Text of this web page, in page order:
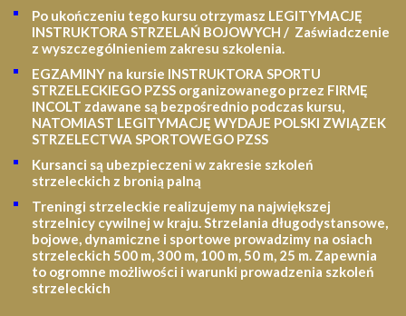
Po ukończeniu tego kursu otrzymasz LEGITYMACJĘ
INSTRUKTORA STRZELAŃ BOJOWYCH / Zaświadczenie
z wyszczególnieniem zakresu szkolenia.
EGZAMINY na kursie INSTRUKTORA SPORTU
STRZELECKIEGO PZSS organizowanego przez FIRMĘ
INCOLT zdawane są bezpośrednio podczas kursu,
NATOMIAST LEGITYMACJĘ WYDAJE POLSKI ZWIĄZEK
STRZELECTWA SPORTOWEGO PZSS
Kursanci są ubezpieczeni w zakresie szkoleń
strzeleckich z bronią palną
Treningi strzeleckie realizujemy na największej
strzelnicy cywilnej w kraju. Strzelania długodystansowe,
bojowe, dynamiczne i sportowe prowadzimy na osiach
strzeleckich 500 m, 300 m, 100 m, 50 m, 25 m. Zapewnia
to ogromne możliwości i warunki prowadzenia szkoleń
strzeleckich